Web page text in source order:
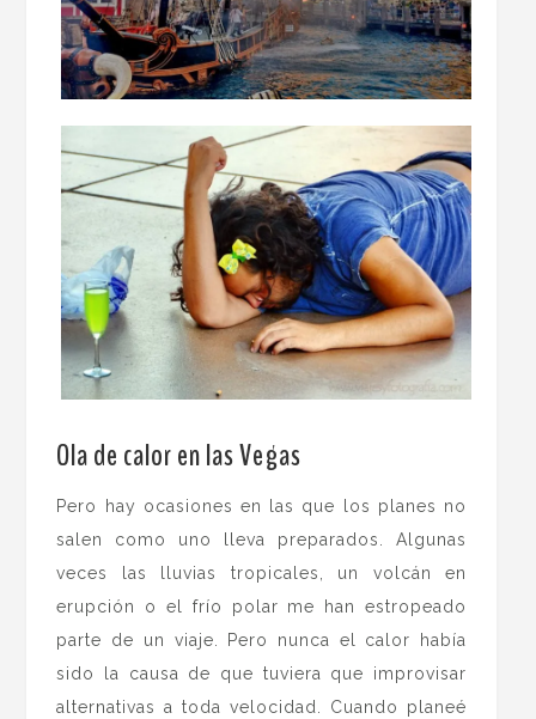
Ola de calor en las Vegas
Pero hay ocasiones en las que los planes no
salen como uno lleva preparados. Algunas
veces las lluvias tropicales, un volcán en
erupción o el frío polar me han estropeado
parte de un viaje. Pero nunca el calor había
sido la causa de que tuviera que improvisar
alternativas a toda velocidad. Cuando planeé